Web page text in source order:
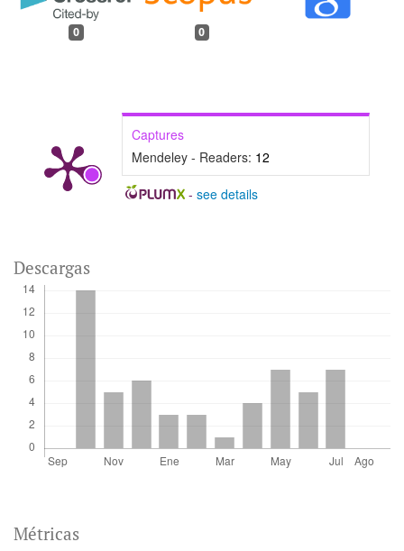
0 0
Captures
Mendeley - Readers: 12
- see details
Descargas
Métricas